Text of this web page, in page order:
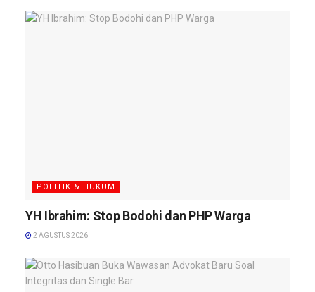
POLITIK & HUKUM
YH Ibrahim: Stop Bodohi dan PHP Warga
2 AGUSTUS 2026